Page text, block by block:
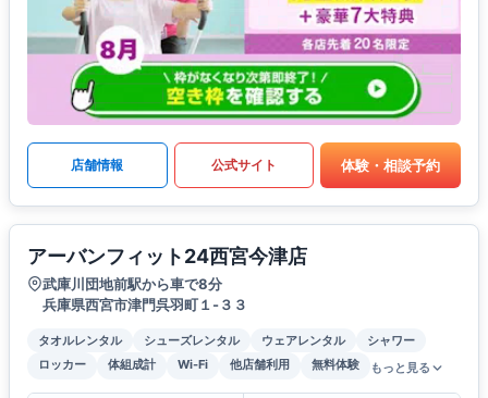
店舗情報 公式サイト 体験・相談予約
アーバンフィット24西宮今津店
武庫川団地前駅から車で8分
兵庫県西宮市津門呉羽町１-３３
タオルレンタル シューズレンタル ウェアレンタル
シャワー
ロッカー
体組成計 Wi-Fi 他店舗利用 無料体験 もっと見る